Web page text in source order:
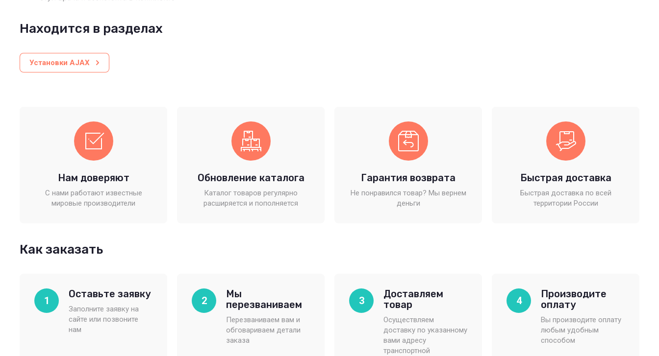
Находится в разделах
Установки AJAX
Нам доверяют
С нами работают известные
мировые производители
Обновление каталога
Каталог товаров регулярно
расширяется и пополняется
Гарантия возврата
Не понравился товар? Мы вернем
деньги
Быстрая доставка
Быстрая доставка по всей
территории России
Как заказать
1
Оставьте заявку
Заполните заявку на
сайте или позвоните
нам
2
Мы
перезваниваем
Перезваниваем вам и
обговариваем детали
заказа
3
Доставляем
товар
Осуществляем
доставку по указанному
вами адресу
транспортной
4
Производите
оплату
Вы производите оплату
любым удобным
способом